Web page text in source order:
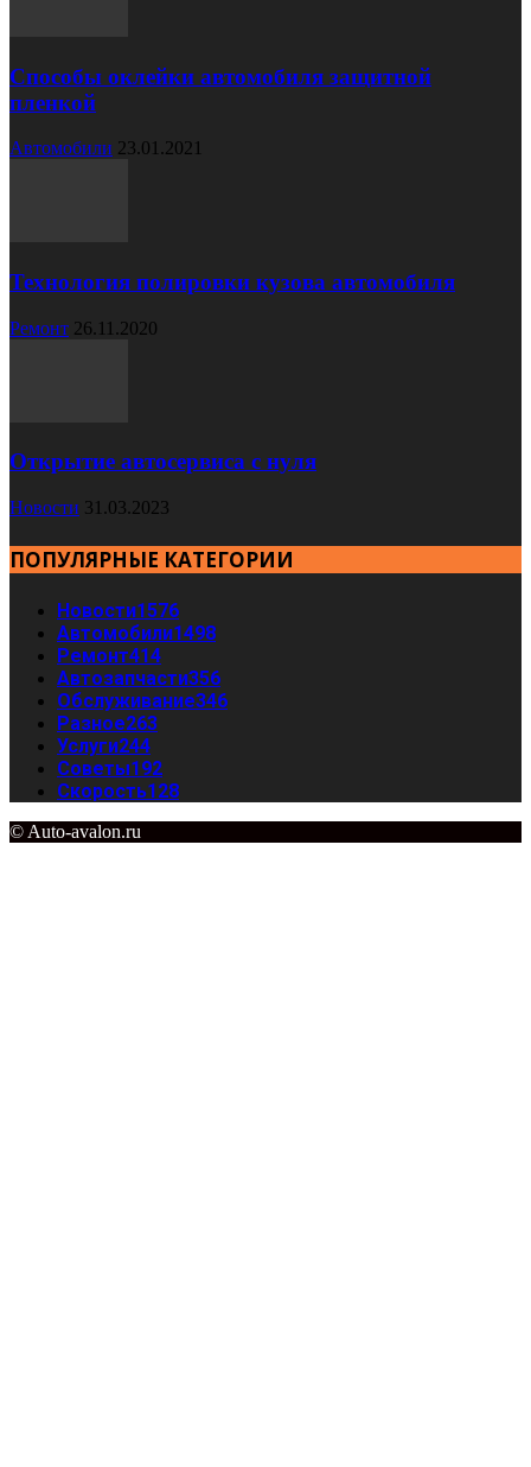
Способы оклейки автомобиля защитной
пленкой
Автомобили 23.01.2021
Технология полировки кузова автомобиля
Ремонт 26.11.2020
Открытие автосервиса с нуля
Новости 31.03.2023
ПОПУЛЯРНЫЕ КАТЕГОРИИ
Новости1576
Автомобили1498
Ремонт414
Автозапчасти356
Обслуживание346
Разное263
Услуги244
Советы192
Скорость128
© Auto-avalon.ru